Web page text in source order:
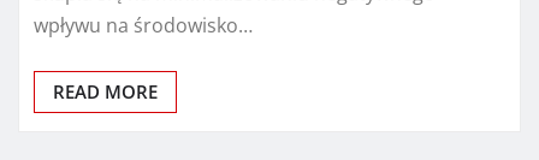
wpływu na środowisko…
READ MORE